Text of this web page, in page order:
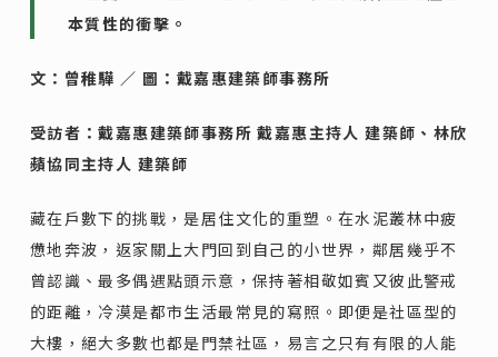
本質性的衝擊。
文：曾稚驊 ／ 圖：戴嘉惠建築師事務所
受訪者：戴嘉惠建築師事務所 戴嘉惠主持人 建築師、林欣
蘋協同主持人 建築師
藏在戶數下的挑戰，是居住文化的重塑。在水泥叢林中疲
憊地奔波，返家關上大門回到自己的小世界，鄰居幾乎不
曾認識、最多偶遇點頭示意，保持著相敬如賓又彼此警戒
的距離，冷漠是都市生活最常見的寫照。即便是社區型的
大樓，絕大多數也都是門禁社區，易言之只有有限的人能